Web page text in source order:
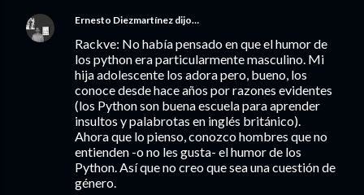
Ernesto Diezmartínez dijo…
Rackve: No había pensado en que el humor de
los python era particularmente masculino. Mi
hija adolescente los adora pero, bueno, los
conoce desde hace años por razones evidentes
(los Python son buena escuela para aprender
insultos y palabrotas en inglés británico).
Ahora que lo pienso, conozco hombres que no
entienden -o no les gusta- el humor de los
Python. Así que no creo que sea una cuestión de
género.